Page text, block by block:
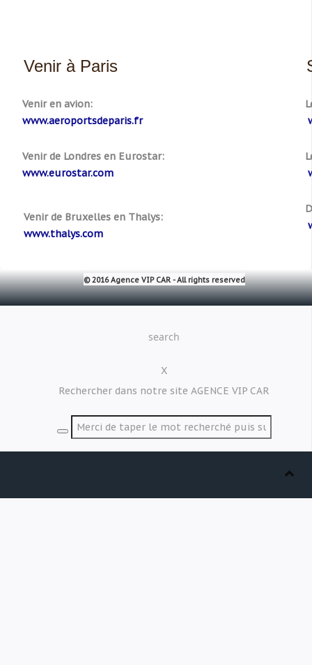
Venir à Paris
Venir en avion:
www.aeroportsdeparis.fr
Venir de Londres en Eurostar:
www.eurostar.com
Venir de Bruxelles en Thalys:
www.thalys.com
© 2016 Agence VIP CAR -All rights reserved
search
X
Rechercher dans notre site AGENCE VIP CAR